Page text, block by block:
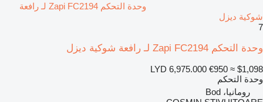
وحدة التحكم Zapi FC2194 لـ رافعة
شوكية ديزل
7
وحدة التحكم Zapi FC2194 لـ رافعة شوكية ديزل
LYD 6,975.000 €950 ≈ $1,098
وحدة التحكم
رومانيا، Bod